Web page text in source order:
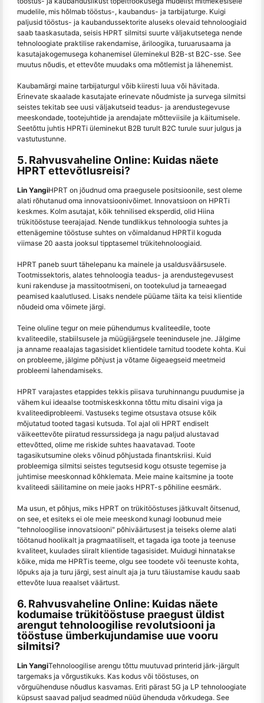
mudelile, mis hõlmab tööstus-, kaubandus- ja tarbijaturge. Kuigi
paljusid tööstus- ja kaubandussektorite aluseks olevaid tehnoloogiaid
saab taaskasutada, seisis HPRT silmitsi suurte väljakutsetega nende
tehnoloogiate praktilise rakendamise, äriloogika, turuarusaama ja
kasutajakogemusega kohanemisel üleminekul B2B-st B2C-sse. See
muutus nõudis, et ettevõte muudaks oma mõtlemist ja lähenemist.
Kaubamärgi maine tarbijaturgul võib kiiresti luua või hävitada.
Erinevate skaalade kasutajate erinevate nõudmiste ja survega silmitsi
seistes tekitab see uusi väljakutseid teadus- ja arendustegevuse
meeskondade, tootejuhtide ja arendajate mõtteviisile ja käitumisele.
Seetõttu juhtis HPRTi üleminekut B2B turult B2C turule suur julgus ja
vastutustunne.
5. Rahvusvaheline Online: Kuidas näete
HPRT ettevõtlusreisi?
Lin YangiHPRT on jõudnud oma praegusele positsioonile, sest oleme
alati rõhutanud oma innovatsioonivõimet. Innovatsioon on HPRTi
keskmes. Kolm asutajat, kõik tehnilised eksperdid, olid Hiina
trükitööstuse teerajajad. Nende tundlikkus tehnoloogia suhtes ja
ettenägemine tööstuse suhtes on võimaldanud HPRTil koguda
viimase 20 aasta jooksul tipptasemel trükitehnoloogiaid.
HPRT paneb suurt tähelepanu ka mainele ja usaldusväärsusele.
Tootmissektoris, alates tehnoloogia teadus- ja arendustegevusest
kuni rakenduse ja massitootmiseni, on tootekulud ja tarneaegad
peamised kaalutlused. Lisaks nendele püüame täita ka teisi klientide
nõudeid oma võimete järgi.
Teine oluline tegur on meie pühendumus kvaliteedile, toote
kvaliteedile, stabiilsusele ja müügijärgsele teenindusele jne. Jälgime
ja anname reaalajas tagasisidet klientidele tarnitud toodete kohta. Kui
on probleeme, jälgime põhjust ja võtame õigeaegseid meetmeid
probleemi lahendamiseks.
HPRT varajastes etappides tekkis piisava turuhinnangu puudumise ja
vähem kui ideaalse tootmiskeskkonna tõttu mitu disaini viga ja
kvaliteediprobleemi. Vastuseks tegime otsustava otsuse kõik
mõjutatud tooted tagasi kutsuda. Tol ajal oli HPRT endiselt
väikeettevõte piiratud ressurssidega ja nagu paljud alustavad
ettevõtted, olime me riskide suhtes haavatavad. Toote
tagasikutsumine oleks võinud põhjustada finantskriisi. Kuid
probleemiga silmitsi seistes tegutsesid kogu otsuste tegemise ja
juhtimise meeskonnad kõhklemata. Meie maine kaitsmine ja toote
kvaliteedi säilitamine on meie jaoks HPRT-s põhiline eesmärk.
Ma usun, et põhjus, miks HPRT on trükitööstuses jätkuvalt õitsenud,
on see, et esiteks ei ole meie meeskond kunagi loobunud meie
"tehnoloogilise innovatsiooni" põhiväärtusest ja teiseks oleme alati
töötanud hoolikalt ja pragmaatiliselt, et tagada iga toote ja teenuse
kvaliteet, kuulades siiralt klientide tagasisidet. Muidugi hinnatakse
kõike, mida me HPRTis teeme, olgu see toodete või teenuste kohta,
lõpuks aja ja turu järgi, sest ainult aja ja turu täiustamise kaudu saab
ettevõte luua reaalset väärtust.
6. Rahvusvaheline Online: Kuidas näete
kodumaise trükitööstuse praegust üldist
arengut tehnoloogilise revolutsiooni ja
tööstuse ümberkujundamise uue vooru
silmitsi?
Lin YangiTehnoloogilise arengu tõttu muutuvad printerid järk-järgult
targemaks ja võrgustikuks. Kas kodus või tööstuses, on
võrguühenduse nõudlus kasvamas. Eriti pärast 5G ja LP tehnoloogiate
küpsust saavad paljud seadmed nüüd ühenduda võrkudega. See